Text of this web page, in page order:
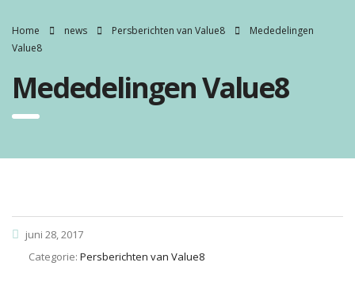
Home news Persberichten van Value8
Mededelingen
Value8
Mededelingen Value8
juni 28, 2017
Categorie: Persberichten van Value8